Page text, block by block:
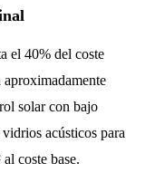
el 40% del coste
solar con bajo
acústicos para
coste base.